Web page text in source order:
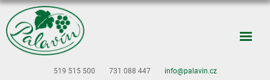
519 515 500 731 088 447 info@palavin.cz